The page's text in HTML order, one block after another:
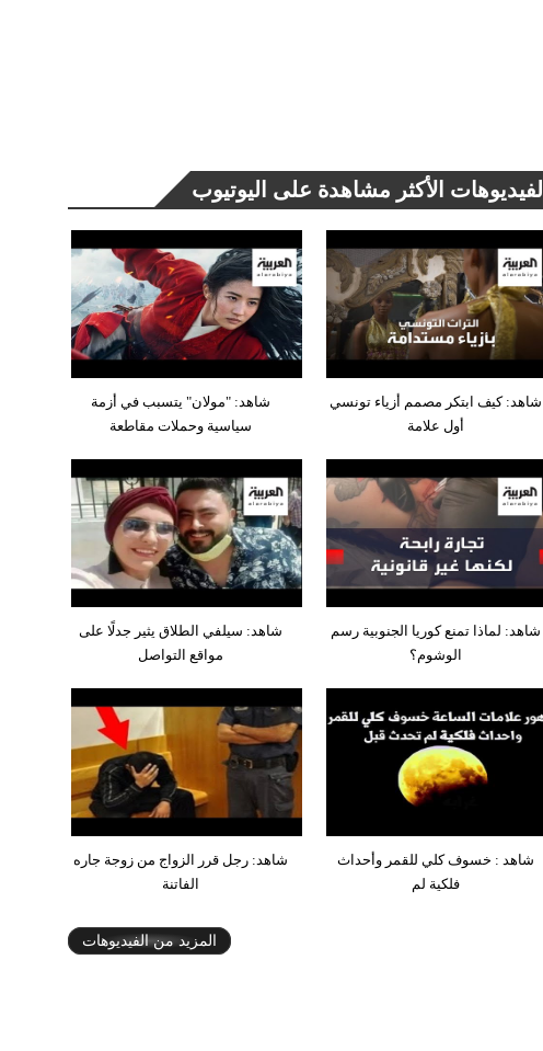
الفيديوهات الأكثر مشاهدة على اليوتيوب
شاهد: "مولان" يتسبب في أزمة
سياسية وحملات مقاطعة
شاهد: كيف ابتكر مصمم أزياء تونسي
أول علامة
شاهد: سيلفي الطلاق يثير جدلًا على
مواقع التواصل
شاهد: لماذا تمنع كوريا الجنوبية رسم
الوشوم؟
شاهد: رجل قرر الزواج من زوجة جاره
الفاتنة
شاهد : خسوف كلي للقمر وأحداث
فلكية لم
المزيد من الفيديوهات